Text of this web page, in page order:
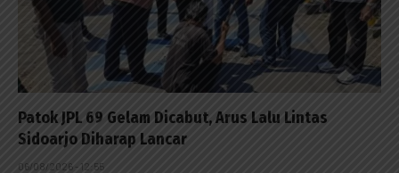
Patok JPL 69 Gelam Dicabut, Arus Lalu Lintas
Sidoarjo Diharap Lancar
06/08/2026 - 12:55